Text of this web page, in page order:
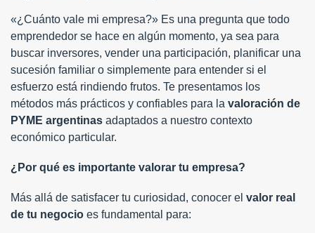
«¿Cuánto vale mi empresa?» Es una pregunta que todo
emprendedor se hace en algún momento, ya sea para
buscar inversores, vender una participación, planificar una
sucesión familiar o simplemente para entender si el
esfuerzo está rindiendo frutos. Te presentamos los
métodos más prácticos y confiables para la valoración de
PYME argentinas adaptados a nuestro contexto
económico particular.
¿Por qué es importante valorar tu empresa?
Más allá de satisfacer tu curiosidad, conocer el valor real
de tu negocio es fundamental para: